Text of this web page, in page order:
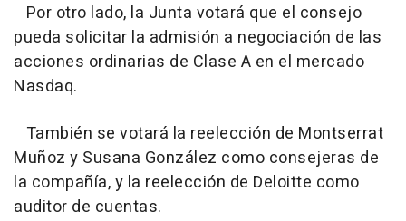
Por otro lado, la Junta votará que el consejo
pueda solicitar la admisión a negociación de las
acciones ordinarias de Clase A en el mercado
Nasdaq.
También se votará la reelección de Montserrat
Muñoz y Susana González como consejeras de
la compañía, y la reelección de Deloitte como
auditor de cuentas.